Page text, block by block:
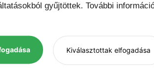
gyűjtöttek. További
Kiválasztottak elfogadása